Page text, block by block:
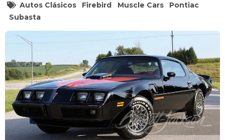
Autos Clásicos Firebird Muscle Cars
Pontiac
Subasta